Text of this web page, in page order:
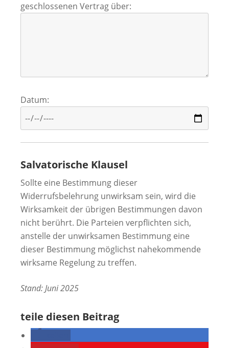
geschlossenen Vertrag über:
Datum:
Salvatorische Klausel
Sollte eine Bestimmung dieser
Widerrufsbelehrung unwirksam sein, wird die
Wirksamkeit der übrigen Bestimmungen davon
nicht berührt. Die Parteien verpflichten sich,
anstelle der unwirksamen Bestimmung eine
dieser Bestimmung möglichst nahekommende
wirksame Regelung zu treffen.
Stand: Juni 2025
teile diesen Beitrag